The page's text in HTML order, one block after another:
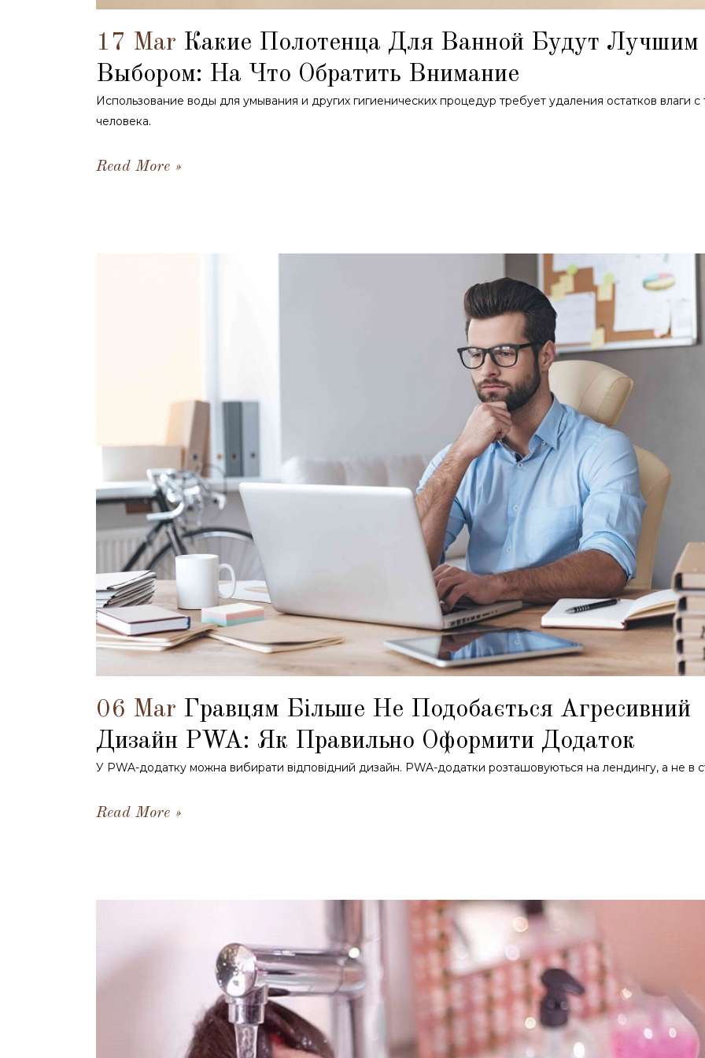
17 Mar Какие Полотенца Для Ванной Будут Лучшим
Выбором: На Что Обратить Внимание
Использование воды для умывания и других гигиенических процедур требует удаления остатков влаги с
человека.
Read More
06 Mar Гравцям Більше Не Подобається Агресивний
Дизайн PWA: Як Правильно Оформити Додаток
У PWA-додатку можна вибирати відповідний дизайн. PWA-додатки розташовуються на лендингу, а не в
Read More